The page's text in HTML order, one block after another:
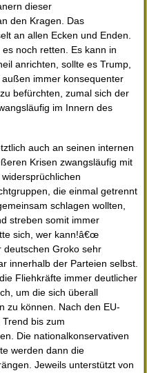
dieser
den Kragen. Das
an allen Ecken und Enden.
noch retten. Es kann in
anrichten, sollte es Trump,
immer konsequenter
befürchten, zumal sich der
im Innern des
auch an seinen internen
Krisen zwangsläufig mit
die einmal getrennt
schlagen wollten,
streben somit immer
sich, wer kann!â€œ
deutschen Groko sehr
innerhalb der Parteien selbst.
Fliehkräfte immer deutlicher
um die sich überall
zu können. Nach den EU-
bis zum
Die nationalkonservativen
werden dann die
Jeweils unterstützt von